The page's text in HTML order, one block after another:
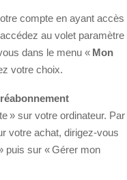
compte en ayant accès
au volet paramètre
dans le menu « Mon
votre choix.
réabonnement
» sur votre ordinateur. Par
votre achat, dirigez-vous
puis sur « Gérer mon